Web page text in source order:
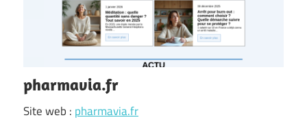
pharmavia.fr
Site web : pharmavia.fr